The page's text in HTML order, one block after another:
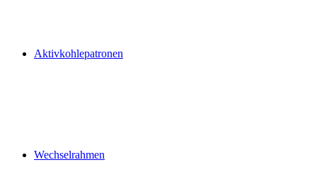
Aktivkohlepatronen
Wechselrahmen